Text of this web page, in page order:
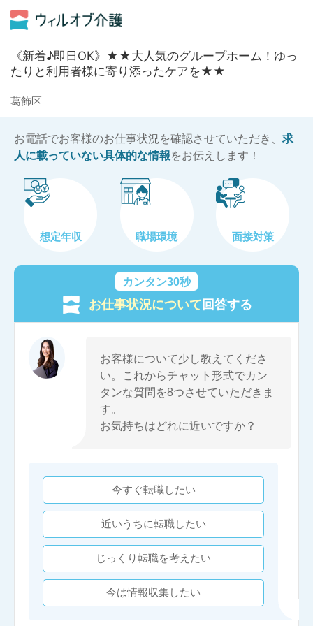
《新着♪即日OK》★★大人気のグループホーム！ゆっ
たりと利用者様に寄り添ったケアを★★
葛飾区
お電話でお客様のお仕事状況を確認させていただき、 求
人に載っていない具体的な情報をお伝えします！
想定年収 職場環境 面接対策
カンタン30秒
お仕事状況について回答する
お客様について少し教えてくださ
い。これからチャット形式でカン
タンな質問を8つさせていただきま
す。
お気持ちはどれに近いですか？
今すぐ転職したい
近いうちに転職したい
じっくり転職を考えたい
今は情報収集したい